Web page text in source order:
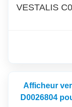
VESTALIS
Afficheur
D0026804